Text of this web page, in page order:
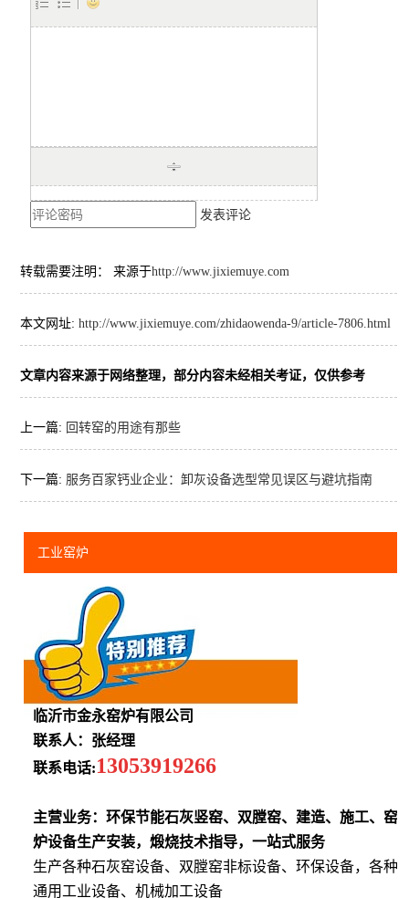
发表评论
转载需要注明： 来源于http://www.jixiemuye.com
本文网址: http://www.jixiemuye.com/zhidaowenda-9/article-7806.html
文章内容来源于网络整理，部分内容未经相关考证，仅供参考
上一篇: 回转窑的用途有那些
下一篇: 服务百家钙业企业：卸灰设备选型常见误区与避坑指南
工业窑炉
临沂市金永窑炉有限公司
联系人：张经理
联系电话:13053919266
主营业务：环保节能石灰竖窑、双膛窑、建造、施工、窑
炉设备生产安装，煅烧技术指导，一站式服务
生产各种石灰窑设备、双膛窑非标设备、环保设备，各种
通用工业设备、机械加工设备